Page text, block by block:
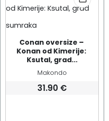
Conan oversize –
Konan od Kimerije:
Ksutal, grad...
Makondo
31.90 €